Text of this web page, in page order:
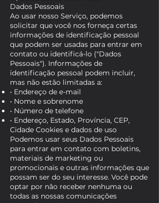
Dados Pessoais
Ao usar nosso Serviço, podemos
solicitar que você nos forneça certas
informações de identificação pessoal
que podem ser usadas para entrar em
contato ou identificá-lo ("Dados
Pessoais"). Informações de
identificação pessoal podem incluir,
mas não estão limitadas a:
• Endereço de e-mail
• Nome e sobrenome
• Número de telefone
• Endereço, Estado, Província, CEP,
Cidade Cookies e dados de uso
Podemos usar seus Dados Pessoais
para entrar em contato com boletins,
materiais de marketing ou
promocionais e outras informações que
possam ser do seu interesse. Você pode
optar por não receber nenhuma ou
todas as nossas comunicações